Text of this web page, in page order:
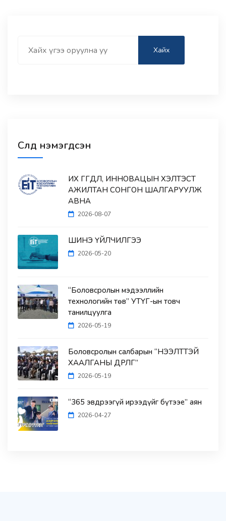
Хайх
Сүүлд нэмэгдсэн
ИХ ӨГӨГДӨЛ, ИННОВАЦЫН ХЭЛТЭСТ
АЖИЛТАН СОНГОН ШАЛГАРУУЛЖ
АВНА
2026-08-07
ШИНЭ ҮЙЛЧИЛГЭЭ
2026-05-20
“Боловсролын мэдээллийн
технологийн төв” УТҮГ-ын товч
танилцуулга
2026-05-19
Боловсролын салбарын “НЭЭЛТТЭЙ
ХААЛГАНЫ ӨДӨРЛӨГ”
2026-05-19
“365 эвдрээгүй ирээдүйг бүтээе” аян
2026-04-27